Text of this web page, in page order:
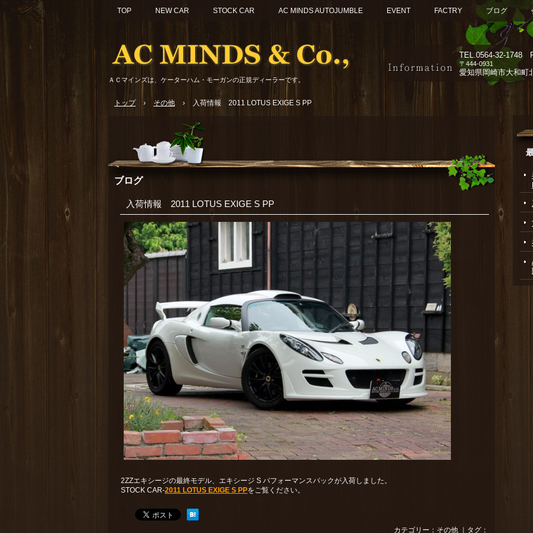
ＡＣマインズは、ケーターハム・モーガンの正規ディーラーです。
TEL.0564-32-1748
〒444-0931
愛知県岡崎市大和町
TOP NEW CAR STOCK CAR AC MINDS AUTOJUMBLE EVENT FACTRY ブログ
トップ › その他 › 入荷情報 2011 LOTUS EXIGE S PP
ブログ
入荷情報 2011 LOTUS EXIGE S PP
2ZZエキシージの最終モデル、エキシージ S パフォーマンスパックが入荷しました。
STOCK CAR-2011 LOTUS EXIGE S PPをご覧ください。
カテゴリー： その他｜タグ：